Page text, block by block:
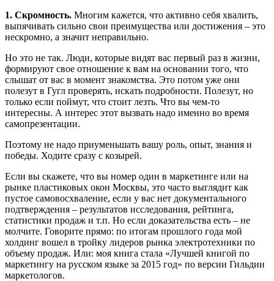
1. Скромность. Многим кажется, что активно себя хвалить,
выпячивать сильно свои преимущества или достижения – это
нескромно, а значит неправильно.
Но это не так. Люди, которые видят вас первый раз в жизни,
формируют свое отношение к вам на основании того, что
слышат от вас в момент знакомства. Это потом уже они
полезут в Гугл проверять, искать подробности. Полезут, но
только если поймут, что стоит лезть. Что вы чем-то
интересны. А интерес этот вызвать надо именно во время
самопрезентации.
Поэтому не надо приуменьшать вашу роль, опыт, знания и
победы. Ходите сразу с козырей.
Если вы скажете, что вы номер один в маркетинге или на
рынке пластиковых окон Москвы, это часто выглядит как
пустое самовосхваление, если у вас нет документального
подтверждения – результатов исследования, рейтинга,
статистики продаж и т.п. Но если доказательства есть – не
молчите. Говорите прямо: по итогам прошлого года мой
холдинг вошел в тройку лидеров рынка электротехники по
объему продаж. Или: моя книга стала «Лучшей книгой по
маркетингу на русском языке за 2015 год» по версии Гильдии
маркетологов.